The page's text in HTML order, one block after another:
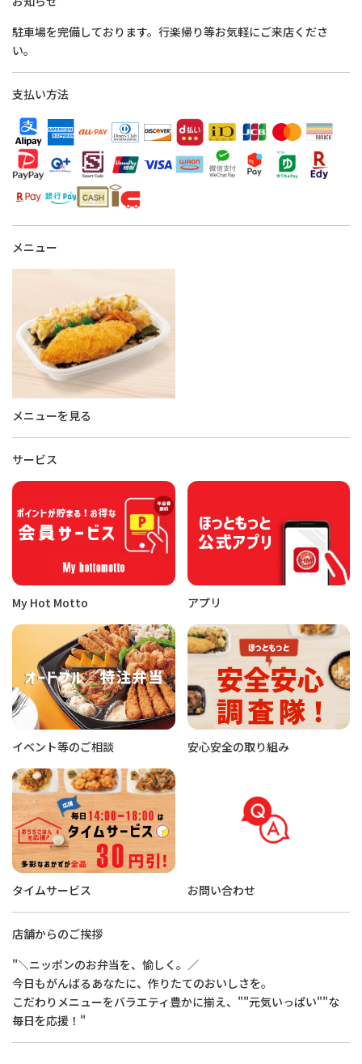
駐車場を完備しております。行楽帰り等お気軽にご来店くださ
い。
支払い方法
メニュー
メニューを見る
サービス
My Hot Motto アプリ
イベント等のご相談 安心安全の取り組み
タイムサービス お問い合わせ
店舗からのご挨拶
"＼ニッポンのお弁当を、愉しく。／
今日もがんばるあなたに、作りたてのおいしさを。
こだわりメニューをバラエティ豊かに揃え、""元気いっぱい""な
毎日を応援！"